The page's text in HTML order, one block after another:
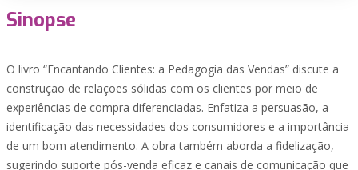
Sinopse
O livro “Encantando Clientes: a Pedagogia das Vendas” discute a
construção de relações sólidas com os clientes por meio de
experiências de compra diferenciadas. Enfatiza a persuasão, a
identificação das necessidades dos consumidores e a importância
de um bom atendimento. A obra também aborda a fidelização,
sugerindo suporte pós-venda eficaz e canais de comunicação que